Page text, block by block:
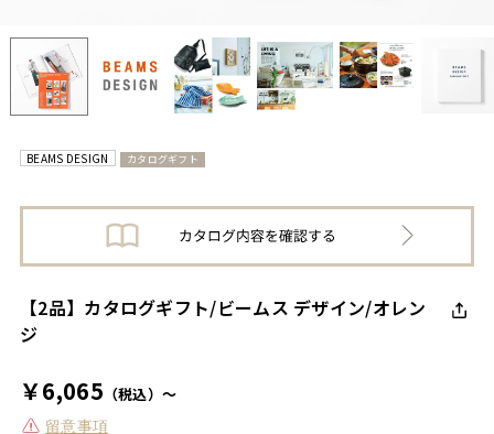
BEAMS DESIGN カタログギフト
【2品】カタログギフト/ビームス デザイン/オレン
ジ
￥6,065 （税込）～
留意事項